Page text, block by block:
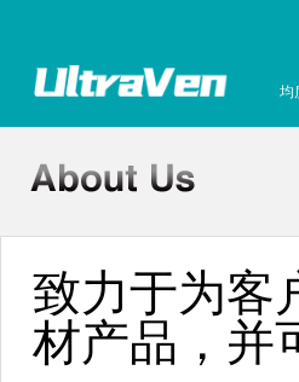
均
致力于为客
材产品，并